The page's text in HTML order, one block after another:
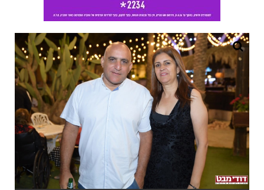
רוית אילוז ובעלה יגאל ז"ל. צילום: פרטי
רוית אילוז – "כוח נשי מאחורי גיבור ישראל”